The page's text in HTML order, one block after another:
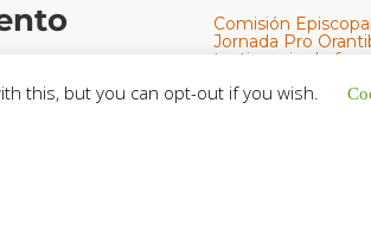
del Instrumentum
Comisión
Jornada Pro
testimonio de fe y
La Iglesia en
this, but you can opt-out if you wish.